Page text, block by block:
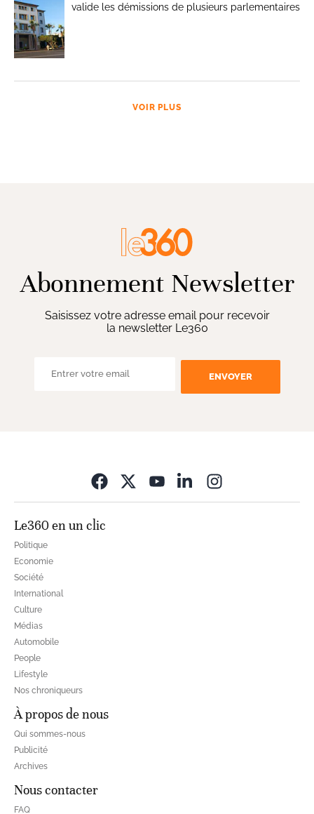
valide les démissions de plusieurs parlementaires
VOIR PLUS
Abonnement Newsletter
Saisissez votre adresse email pour recevoir
la newsletter Le360
ENVOYER
Le360 en un clic
Politique
Economie
Société
International
Culture
Médias
Automobile
People
Lifestyle
Nos chroniqueurs
À propos de nous
Qui sommes-nous
Publicité
Archives
Nous contacter
FAQ